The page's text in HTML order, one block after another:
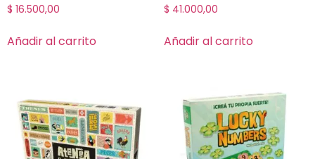
$ 16.500,00
Añadir al carrito
$ 41.000,00
Añadir al carrito